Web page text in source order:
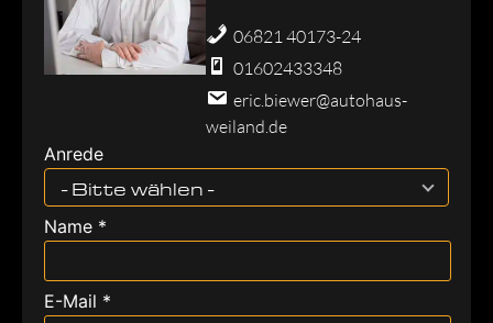
06821 40173-24
01602433348
eric.biewer@autohaus-
weiland.de
Anrede
- Bitte wählen -
Name *
E-Mail *